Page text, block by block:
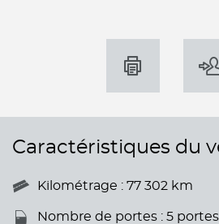
Caractéristiques du
Kilométrage : 77 302 km
Nombre de portes : 5 portes